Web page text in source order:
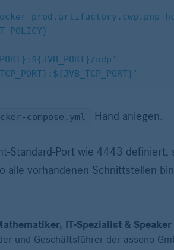
docker-
udp'
compose.yml Hand anlegen.
Standard-Port wie 4443
alle vorhandenen Schnittstellen
IT-Spezialist &
und Geschäftsführer der assono